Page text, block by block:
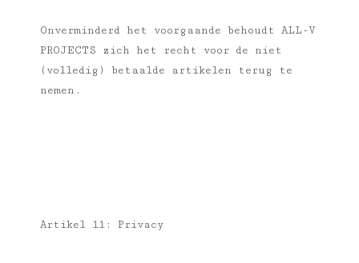
Onverminderd het voorgaande behoudt ALL-V
PROJECTS zich het recht voor de niet
(volledig) betaalde artikelen terug te
nemen.
Artikel 11: Privacy